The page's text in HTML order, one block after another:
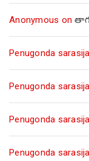
Anonymous on
Penugonda sarasija
Penugonda sarasija
Penugonda sarasija
Penugonda sarasija